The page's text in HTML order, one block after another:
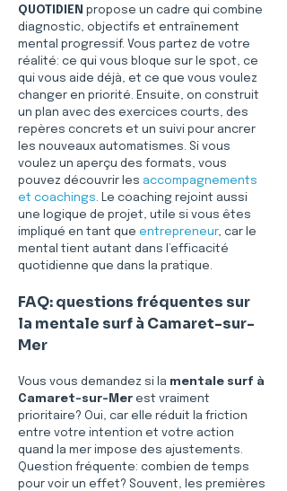
QUOTIDIEN propose un cadre qui combine
diagnostic, objectifs et entraînement
mental progressif. Vous partez de votre
réalité: ce qui vous bloque sur le spot, ce
qui vous aide déjà, et ce que vous voulez
changer en priorité. Ensuite, on construit
un plan avec des exercices courts, des
repères concrets et un suivi pour ancrer
les nouveaux automatismes. Si vous
voulez un aperçu des formats, vous
pouvez découvrir les accompagnements
et coachings. Le coaching rejoint aussi
une logique de projet, utile si vous êtes
impliqué en tant que entrepreneur, car le
mental tient autant dans l’efficacité
quotidienne que dans la pratique.
FAQ: questions fréquentes sur
la mentale surf à Camaret-sur-
Mer
Vous vous demandez si la mentale surf à
Camaret-sur-Mer est vraiment
prioritaire? Oui, car elle réduit la friction
entre votre intention et votre action
quand la mer impose des ajustements.
Question fréquente: combien de temps
pour voir un effet? Souvent, les premières